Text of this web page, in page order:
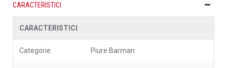
CARACTERISTICI
CARACTERISTICI
Categorie Piure Barman